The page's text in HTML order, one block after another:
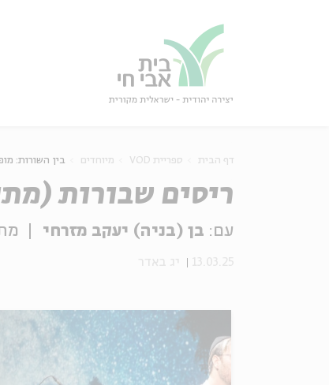
דף הבית ספריית VOD מיוחדים בין השורות:
ריסים שבורות (מתוך מופע הסיום של חממת היצירה "בין השורות")
עם: בן (בניה) יעקב מזרחי